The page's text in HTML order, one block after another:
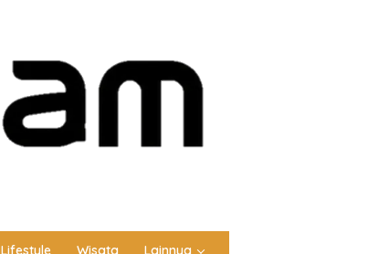
Lifestyle Wisata Lainnya